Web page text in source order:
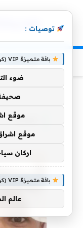
الرئيسية
تحدث
توصيات :
باقة متميزة VIP (كود: AA35872):
ضوء
موقع
موقع
اركان
باقة متميزة VIP (كود: AA86842):
عالم